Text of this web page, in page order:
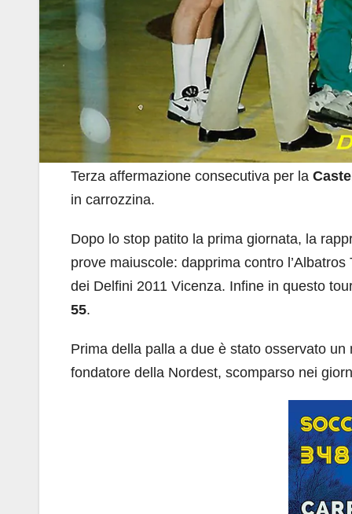
Terza affermazione consecutiva per la
in carrozzina.
Dopo lo stop patito la prima giornata, la
prove maiuscole: dapprima contro
dei Delfini 2011 Vicenza. Infine in questo
55.
Prima della palla a due è stato osservato un
fondatore della Nordest, scomparso nei